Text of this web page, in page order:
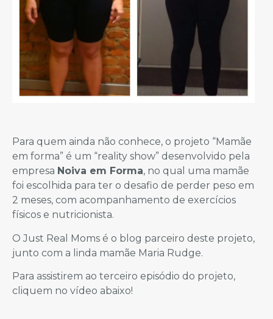
Para quem ainda não conhece, o projeto “Mamãe
em forma” é um “reality show” desenvolvido pela
empresa Noiva em Forma, no qual uma mamãe
foi escolhida para ter o desafio de perder peso em
2 meses, com acompanhamento de exercícios
físicos e nutricionista.
O Just Real Moms é o blog parceiro deste projeto,
junto com a linda mamãe Maria Rudge.
Para assistirem ao terceiro episódio do projeto,
cliquem no vídeo abaixo!